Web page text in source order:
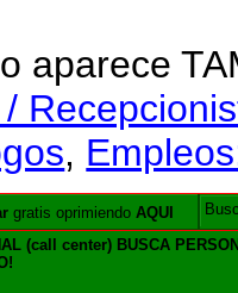
aparece
,
gratis oprimiendoAQUI
(call center) BUSCA